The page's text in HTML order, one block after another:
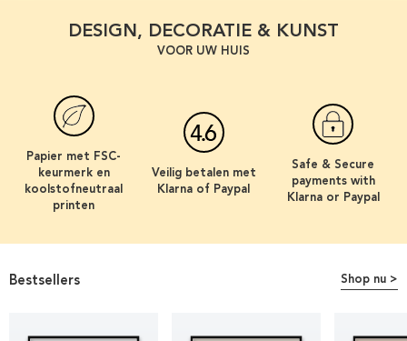
DESIGN, DECORATIE & KUNST
VOOR UW HUIS
Papier met FSC-
keurmerk en
koolstofneutraal
printen
Veilig betalen met
Klarna of Paypal
Safe & Secure
payments with
Klarna or Paypal
Bestsellers Shop nu >